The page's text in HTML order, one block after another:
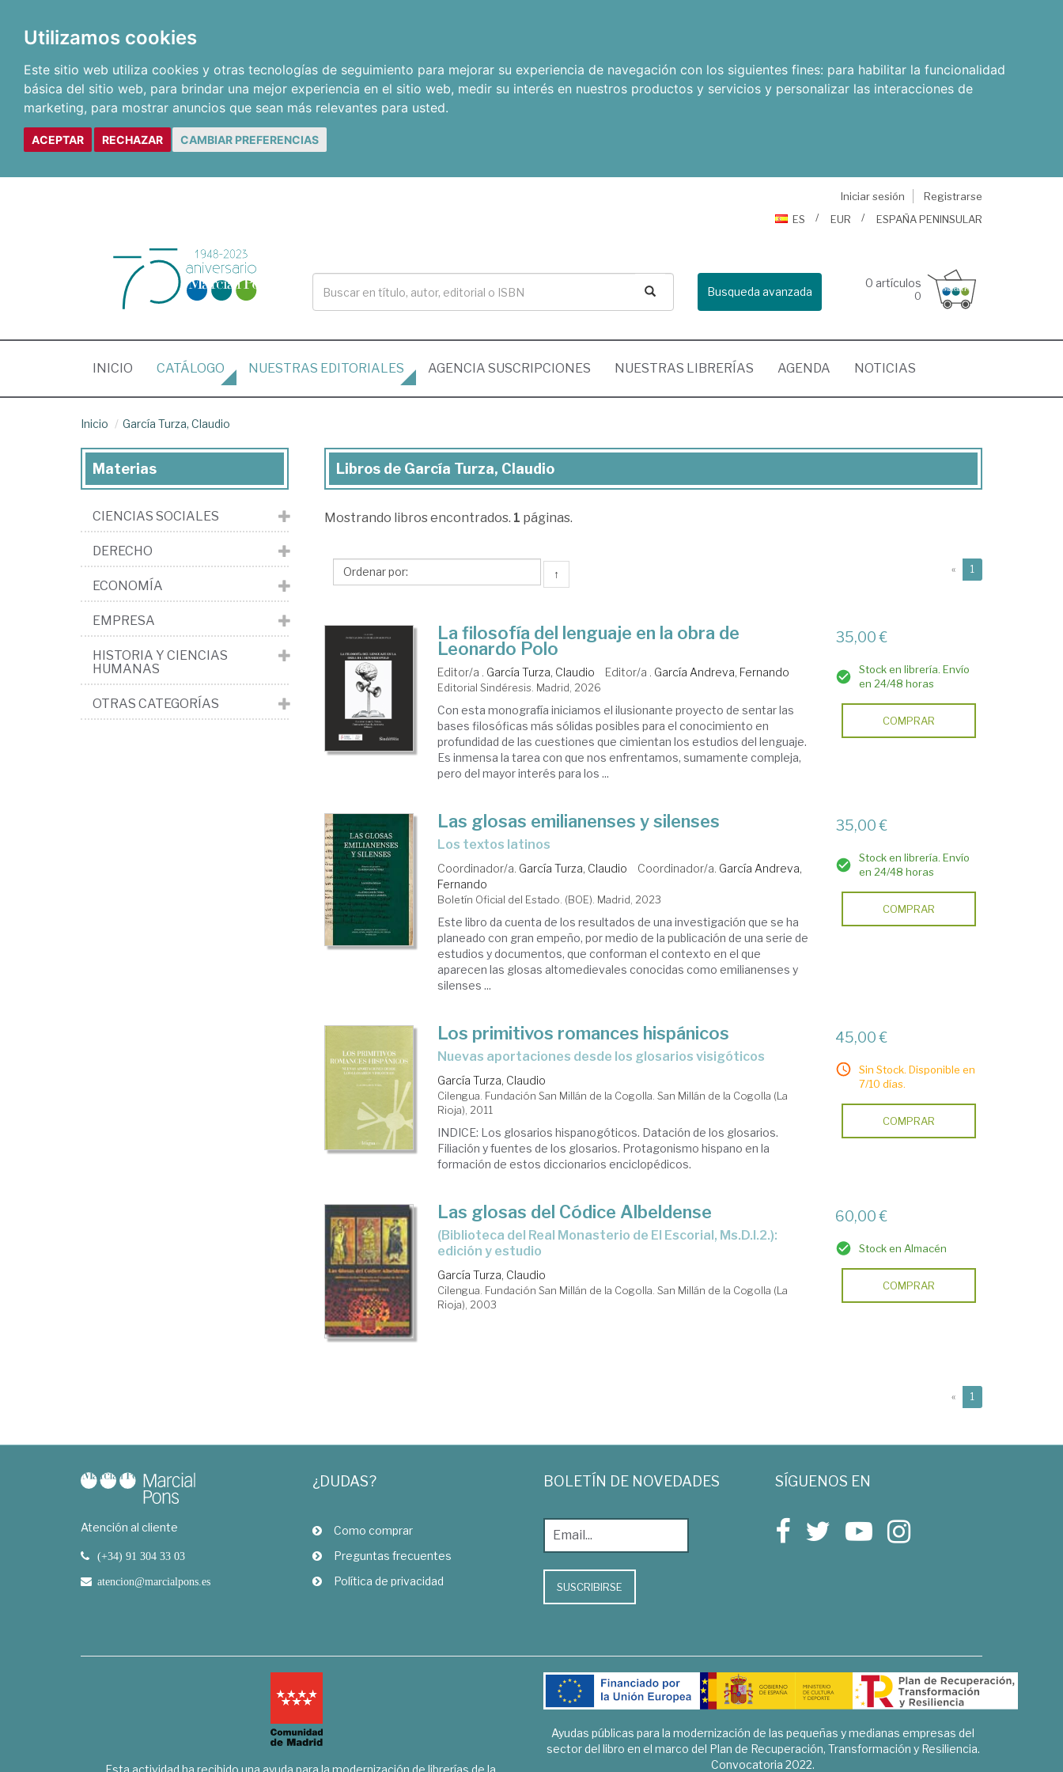
Utilizamos cookies
Este sitio web utiliza cookies y otras tecnologías de seguimiento para mejorar su experiencia de navegación con los siguientes fines: para habilitar la funcionalidad
básica del sitio web, para brindar una mejor experiencia en el sitio web, medir su interés en nuestros productos y servicios y personalizar las interacciones de
marketing, para mostrar anuncios que sean más relevantes para usted.
ACEPTAR RECHAZAR CAMBIAR PREFERENCIAS
Iniciar sesión
Registrarse
ES
EUR ESPAÑA PENINSULAR
Busqueda avanzada
0 artículos
0
INICIO (CURRENT)
CATÁLOGO NUESTRAS EDITORIALES AGENCIA SUSCRIPCIONES NUESTRAS LIBRERÍAS AGENDA NOTICIAS
Inicio García Turza, Claudio
Libros
García
Claudio
Libros de García Turza, Claudio
Mostrando libros encontrados. 1 páginas.
↑ « 1
La filosofía del lenguaje en la obra de
Leonardo Polo
Editor/a . García Turza, Claudio Editor/a . García Andreva, Fernando
Editorial Sindéresis. Madrid, 2026
Con esta monografía iniciamos el ilusionante proyecto de sentar las
bases filosóficas más sólidas posibles para el conocimiento en
profundidad de las cuestiones que cimientan los estudios del lenguaje.
Es inmensa la tarea con que nos enfrentamos, sumamente compleja,
pero del mayor interés para los ...
35,00 €
Stock en librería. Envío
en 24/48 horas
COMPRAR
Las glosas emilianenses y silenses
los textos latinos
Coordinador/a. García Turza, Claudio Coordinador/a. García Andreva,
Fernando
Boletín Oficial del Estado. (BOE). Madrid, 2023
Este libro da cuenta de los resultados de una investigación que se ha
planeado con gran empeño, por medio de la publicación de una serie de
estudios y documentos, que conforman el contexto en el que
aparecen las glosas altomedievales conocidas como emilianenses y
silenses ...
35,00 €
Stock en librería. Envío
en 24/48 horas
COMPRAR
Los primitivos romances hispánicos
nuevas aportaciones desde los glosarios visigóticos
García Turza, Claudio
Cilengua. Fundación San Millán de la Cogolla. San Millán de la Cogolla (La
Rioja), 2011
INDICE: Los glosarios hispanogóticos. Datación de los glosarios.
Filiación y fuentes de los glosarios. Protagonismo hispano en la
formación de estos diccionarios enciclopédicos.
45,00 €
Sin Stock. Disponible en
7/10 días.
COMPRAR
Las glosas del Códice Albeldense
(Biblioteca del Real Monasterio de El Escorial, Ms.D.I.2.):
edición y estudio
García Turza, Claudio
Cilengua. Fundación San Millán de la Cogolla. San Millán de la Cogolla (La
Rioja), 2003
60,00 €
Stock en Almacén
COMPRAR
« 1
Materias
CIENCIAS SOCIALES
DERECHO
ECONOMÍA
EMPRESA
HISTORIA Y CIENCIAS
HUMANAS
OTRAS CATEGORÍAS
Atención al cliente
(+34) 91 304 33 03
atencion@marcialpons.es
¿DUDAS?
Como comprar
Preguntas frecuentes
Política de privacidad
BOLETÍN DE NOVEDADES
SUSCRIBIRSE
SÍGUENOS EN
Esta actividad ha recibido una ayuda para la modernización de librerías de la
Ayudas públicas para la modernización de las pequeñas y medianas empresas del
sector del libro en el marco del Plan de Recuperación, Transformación y Resiliencia.
Convocatoria 2022.